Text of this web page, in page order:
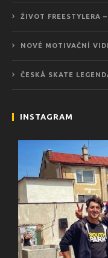
ŽIVOT FREESTYLERA
NOVÉ MOTIVAČNÍ
ČESKÁ SKATE
INSTAGRAM